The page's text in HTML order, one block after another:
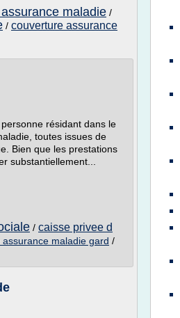
maladie /
/ couverture assurance
résidant dans le
toutes issues de
Bien que les prestations
substantiellement...
/ caisse privee d
assurance maladie gard /